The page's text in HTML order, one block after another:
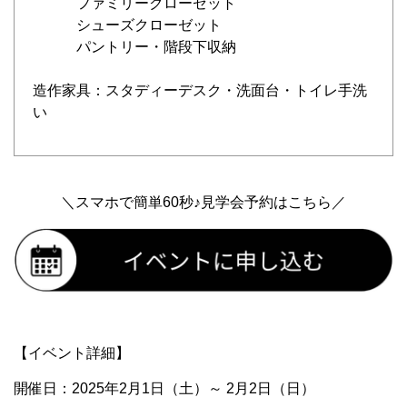
シューズクローゼット
パントリー・階段下収納
造作家具：スタディーデスク・洗面台・トイレ手洗
い
＼スマホで簡単60秒♪見学会予約はこちら／
【イベント詳細】
開催日：2025年2月1日（土）～ 2月2日（日）